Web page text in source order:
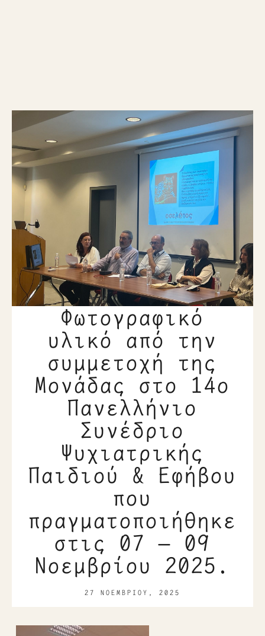
Φωτογραφικό
υλικό από την
συμμετοχή της
Μονάδας στο 14ο
Πανελλήνιο
Συνέδριο
Ψυχιατρικής
Παιδιού & Εφήβου
που
πραγματοποιήθηκε
στις 07 – 09
Νοεμβρίου 2025.
27 ΝΟΕΜΒΡΊΟΥ, 2025